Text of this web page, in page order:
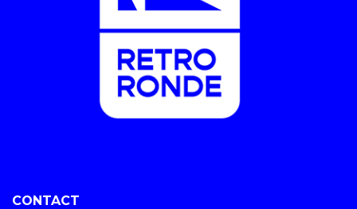
CONTACT